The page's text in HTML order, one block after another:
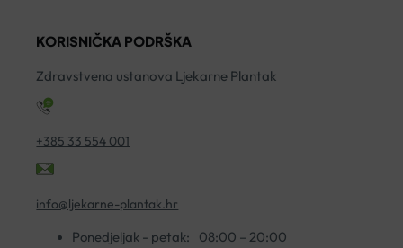
KORISNIČKA PODRŠKA
Zdravstvena ustanova Ljekarne Plantak
+385 33 554 001
info@ljekarne-plantak.hr
Ponedjeljak - petak:
08:00 – 20:00